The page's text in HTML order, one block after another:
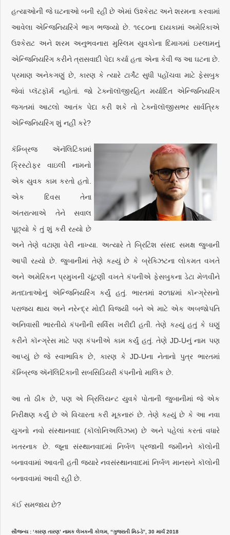
હત્યાઓની જે ઘટનાઓ બની રહી છે એમાં ઉશ્કેરાટ અને શરમના કરવામાં
આવેલા એન્જિનિયરિંગે ભાગ ભજવ્યો છે. ૧૯૮૦ના દાયકામાં અમેરિકાએ
ઉશ્કેરાટ અને શરમ અનુભવનારા મુસ્લિમ યુવકોના દિમાગમાં ઇસ્લામનું
એન્જિનિયરિંગ કરીને ત્રાસવાદી પેદા કર્યા હતા એના કેવી જ આ ઘટના છે.
પ્રમાણ અનેકગણું છે, કારણ કે ત્યારે ટાર્ગેટ સુધી પહોંચવા માટે ફેસબુક
જેવાં પ્લૅટફૉર્મ નહોતાં. જો ટેક્નૉલૉજીરહિત મર્યાદિત એન્જિનિયરિંગ
જગતમાં આટલો આતંક પેદા કરી શકે તો ટેક્નૉલૉજીસભર સાર્વત્રિક
એન્જિનિયરિંગ શું નહીં કરે?
કૅમ્બ્રિજ ઍનૅલિટિકામાં
ક્રિસ્ટોફર વાઇલી નામનો
એક યુવક કામ કરતો હતો.
એક દિવસ તેના
અંતરાત્માએ તેને સવાલ
પૂછ્યો કે તું શું કરી રહ્યો છે
અને તેણે વટાણા વેરી નાખ્યા. અત્યારે તે બ્રિટિશ સંસદ સમક્ષ જુબાની
આપી રહ્યો છે. જુબાનીમાં તેણે કહ્યું છે કે બ્રેક્ઝિટના લોકમત વખતે
અને અમેરિકન પ્રમુખની ચૂંટણી વખતે કંપનીએ ફેસબુકના ડેટા મેળવીને
મતદાતાઓનું એન્જિનિયરિંગ કર્યું હતું. ભારતમાં ૨૦૧૪માં કૉન્ગ્રેસનો
પરાજય થાય અને નરેન્દ્ર મોદી વિજયી બને એ માટે એક અબજોપતિ
અનિવાસી ભારતીયે કંપનીની સર્વિસ ખરીદી હતી. તેણે કહ્યું હતું કે ઘણું
કરીને કૉન્ગ્રેસ માટે પણ કંપનીએ કામ કર્યું હતું. તેણે JD-Uનું નામ પણ
આપ્યું છે જે સ્વાભાવિક છે, કારણ કે JD-Uના નેતાનો પુત્ર ભારતમાં
કૅમ્બ્રિજ ઍનૅલિટિકાની સબસિડિયરી કંપનીનો માલિક છે.
આ તો ઠીક છે, પણ એ બ્રિલિયન્ટ યુવકે પોતાની જુબાનીમાં જે એક
નિરીક્ષણ કર્યું છે એ વિચારતા કરી મૂકનારું છે. તેણે કહ્યું છે કે આ નવા
યુગનો નવો સંસ્થાનવાદ (કૉલોનિઅલિઝમ) છે અને પહેલાં કરતાં વધારે
ખતરનાક છે. જૂના સંસ્થાનવાદમાં નિર્બળ પ્રજાની જમીનને કૉલોની
બનાવવામાં આવતી હતી જ્યારે નવસંસ્થાનવાદમાં નિર્બળ માનસને કૉલોની
બનાવવામાં આવી રહી છે.
કંઈ સમજાય છે?
સૌજન્ય : ‘કારણ તારણ’ નામક લેખકની કોલમ, “ગુજરાતી મિડ-ડે”, 30 માર્ચ 2018